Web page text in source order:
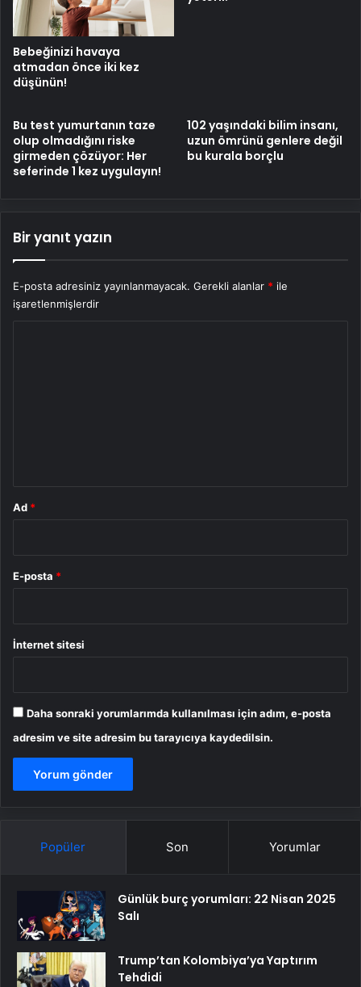
Bebeğinizi havaya
atmadan önce iki kez
düşünün!
Bu test yumurtanın taze
olup olmadığını riske
girmeden çözüyor: Her
seferinde 1 kez uygulayın!
102 yaşındaki bilim insanı,
uzun ömrünü genlere değil
bu kurala borçlu
Bir yanıt yazın
E-posta adresiniz yayınlanmayacak. Gerekli alanlar * ile
işaretlenmişlerdir
Ad *
E-posta *
İnternet sitesi
Daha sonraki yorumlarımda kullanılması için adım, e-posta
adresim ve site adresim bu tarayıcıya kaydedilsin.
Popüler Son Yorumlar
Günlük burç yorumları: 22 Nisan 2025
Salı
Trump’tan Kolombiya’ya Yaptırım
Tehdidi